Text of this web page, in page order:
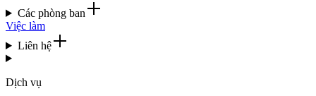
Các phòng ban
Việc làm
Liên hệ
Dịch vụ